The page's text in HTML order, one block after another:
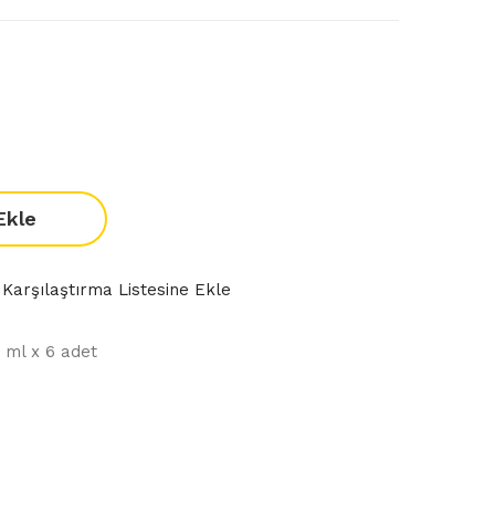
Karşılaştırma Listesine Ekle
ml x 6 adet